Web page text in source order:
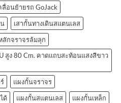
อนย้ายรถ GoJack
เสากั้นทางเดินสแตนเลส
ลักจราจรล้มลุก
สูง 80 Cm. คาดแถบสะท้อนแสงสีขาว
แผงกั้นจราจร
ด้ แผงกั้นสแตนเลส
แผงกั้นเหล็ก